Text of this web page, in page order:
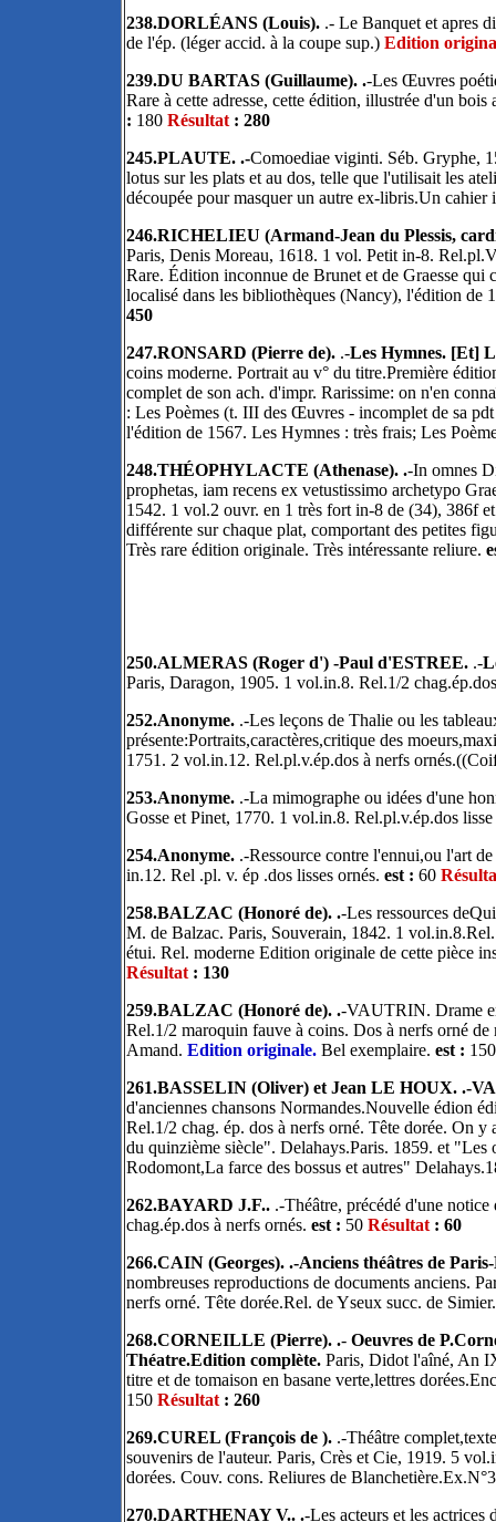
238.DORLÉANS (Louis)..- Le Banquet et apres
de l'ép. (léger accid. à la coupe sup.) Edition
239.DU BARTAS (Guillaume). .-Les Œuvres
Rare à cette adresse, cette édition, illustrée d'un
: 180 Résultat: 280
245.PLAUTE. .-Comoediae viginti. Séb. Gryphe,
lotus sur les plats et au dos, telle que l'utilisait les
découpée pour masquer un autre ex-libris.Un
246.RICHELIEU (Armand-Jean du Plessis,
Paris, Denis Moreau, 1618. 1 vol. Petit in-8.
Rare. Édition inconnue de Brunet et de Graesse
localisé dans les bibliothèques (Nancy), l'édition de
450
247.RONSARD (Pierre de). .-Les Hymnes. [Et]
coins moderne. Portrait au v° du titre.Première
complet de son ach. d'impr. Rarissime: on n'en
: Les Poèmes (t. III des Œuvres - incomplet de sa
l'édition de 1567. Les Hymnes : très frais; Les
248.THÉOPHYLACTE (Athenase). .-In omnes
prophetas, iam recens ex vetustissimo archetypo
1542. 1 vol.2 ouvr. en 1 très fort in-8 de (34), 386f
différente sur chaque plat, comportant des petites
Très rare édition originale. Très intéressante reliure.
250.ALMERAS (Roger d') -Paul d'ESTREE. .-
Paris, Daragon, 1905. 1 vol.in.8. Rel.1/2
252.Anonyme. .-Les leçons de Thalie ou les
présente:Portraits,caractères,critique des
1751. 2 vol.in.12. Rel.pl.v.ép.dos à nerfs
253.Anonyme. .-La mimographe ou idées d'une
Gosse et Pinet, 1770. 1 vol.in.8. Rel.pl.v.ép.dos
254.Anonyme. .-Ressource contre l'ennui,ou l'art
in.12. Rel .pl. v. ép .dos lisses ornés. est : 60
258.BALZAC (Honoré de). .-Les ressources
M. de Balzac. Paris, Souverain, 1842. 1
étui. Rel. moderne Edition originale de cette pièce
Résultat: 130
259.BALZAC (Honoré de). .-VAUTRIN. Drame
Rel.1/2 maroquin fauve à coins. Dos à nerfs orné
Amand. Edition originale.Bel exemplaire. est :
261.BASSELIN (Oliver) et Jean LE HOUX. .-
d'anciennes chansons Normandes.Nouvelle édion
Rel.1/2 chag. ép. dos à nerfs orné. Tête dorée. On
du quinzième siècle". Delahays.Paris. 1859. et
Rodomont,La farce des bossus et autres"
262.BAYARD J.F...-Théâtre, précédé d'une
chag.ép.dos à nerfs ornés. est : 50 Résultat: 60
266.CAIN (Georges). .-Anciens théâtres de
nombreuses reproductions de documents anciens.
nerfs orné. Tête dorée.Rel. de Yseux succ. de
268.CORNEILLE (Pierre). .- Oeuvres de
Théatre.Edition complète. Paris, Didot l'aîné, An
titre et de tomaison en basane verte,lettres
150 Résultat: 260
269.CUREL (François de ). .-Théâtre
souvenirs de l'auteur. Paris, Crès et Cie, 1919. 5
dorées. Couv. cons. Reliures de
270.DARTHENAY V.. .-Les acteurs et les